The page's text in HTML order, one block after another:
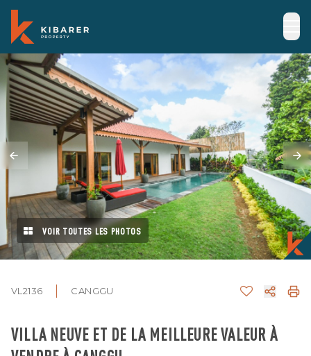
VOIR TOUTES LES PHOTOS
VL2136 CANGGU
VILLA NEUVE ET DE LA MEILLEURE VALEUR À